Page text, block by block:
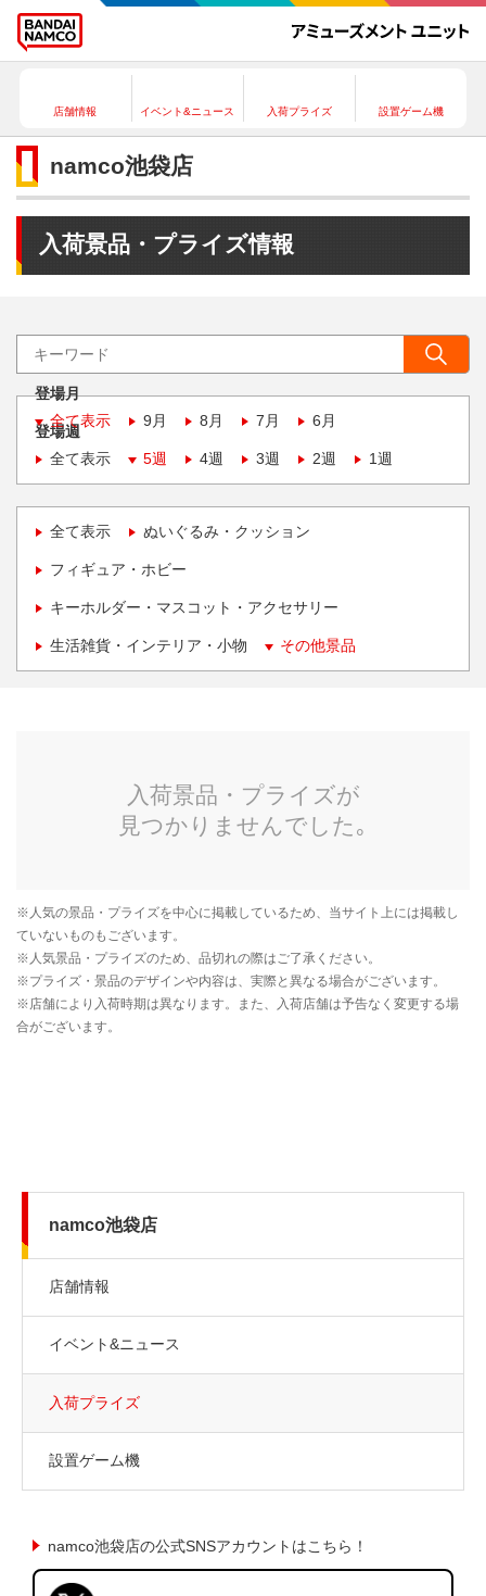
店舗情報 イベント&ニュース 入荷プライズ 設置ゲーム機
namco池袋店
入荷景品・プライズ情報
登場月
全て表示
9月 8月 7月 6月
登場週
全て表示
5週 4週 3週 2週 1週
全て表示 ぬいぐるみ・クッション
フィギュア・ホビー
キーホルダー・マスコット・アクセサリー
生活雑貨・インテリア・小物 その他景品
namco池袋店
店舗情報
イベント&ニュース
入荷プライズ
設置ゲーム機
namco池袋店の公式SNSアカウントはこちら！